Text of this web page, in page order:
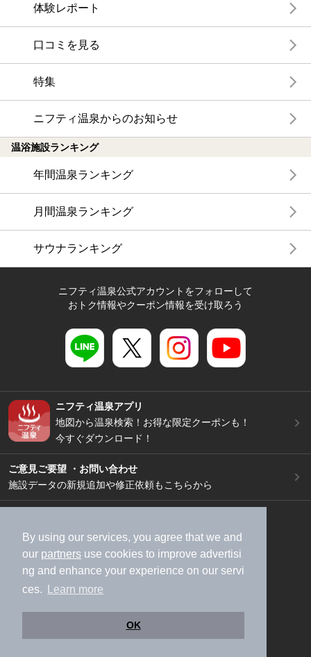
By using our services, you agree that we and
our partners use cookies to improve advertisi
ng and enhance your experience on our servi
ces.
Learn more
OK
体験レポート
口コミを見る
特集
ニフティ温泉からのお知らせ
温浴施設ランキング
年間温泉ランキング
月間温泉ランキング
サウナランキング
ニフティ温泉公式アカウントをフォローして
おトク情報やクーポン情報を受け取ろう
ニフティ温泉アプリ
地図から温泉検索！お得な限定クーポンも！
今すぐダウンロード！
ご意見ご要望 ・お問い合わせ
施設データの新規追加や修正依頼もこちらから
加盟店募集（資料請求）
広告出稿のご案内
利用規約
ライフスタイルMEMBERS+規約
特定商取引法に基づく表記
ヘルプ
採用情報
運営会社